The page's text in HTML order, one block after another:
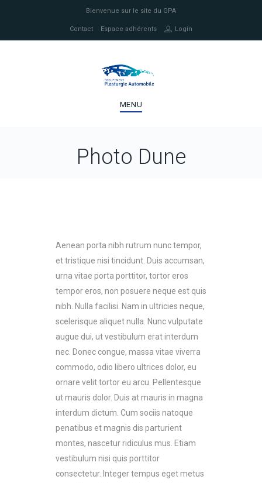
Bienvenue sur le site du GPA
Contact Espace adhérents Login
MENU
Photo Dune
Aenean porta nibh rutrum nunc tempor,
et tristique nisi tincidunt. Duis accumsan,
urna vitae porta porttitor, tortor eros
tempor eros, non posuere neque est quis
nibh. Nulla facilisi. Nam in ultricies neque,
scelerisque aliquet nulla. Nunc vulputate
augue dui, ut vestibulum erat interdum
nec. Donec congue, massa vitae viverra
commodo, odio libero ultrices dolor, eu
ornare velit tortor eu arcu. Pellentesque
ut mauris dolor. Duis at mauris in magna
interdum dictum. Cum sociis natoque
penatibus et magnis dis parturient
montes, nascetur ridiculus mus. Etiam
vestibulum nisi quis porttitor
consectetur. Integer tempus eget metus